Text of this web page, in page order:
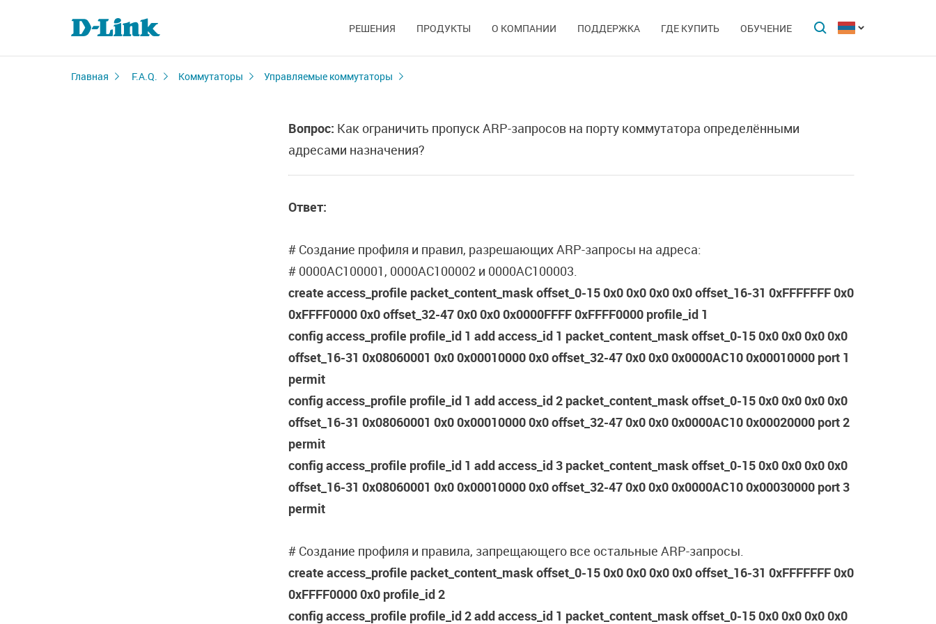
РЕШЕНИЯ ПРОДУКТЫ О КОМПАНИИ ПОДДЕРЖКА ГДЕ КУПИТЬ ОБУЧЕНИЕ
Главная F.A.Q. Коммутаторы Управляемые коммутаторы
Вопрос: Как ограничить пропуск ARP-запросов на порту коммутатора определёнными
адресами назначения?
Ответ:
# Создание профиля и правил, разрешающих ARP-запросы на адреса:
# 0000AC100001, 0000AC100002 и 0000AC100003.
create access_profile packet_content_mask offset_0-15 0x0 0x0 0x0 0x0 offset_16-31 0xFFFFFFF 0x0
0xFFFF0000 0x0 offset_32-47 0x0 0x0 0x0000FFFF 0xFFFF0000 profile_id 1
config access_profile profile_id 1 add access_id 1 packet_content_mask offset_0-15 0x0 0x0 0x0 0x0
offset_16-31 0x08060001 0x0 0x00010000 0x0 offset_32-47 0x0 0x0 0x0000AC10 0x00010000 port 1
permit
config access_profile profile_id 1 add access_id 2 packet_content_mask offset_0-15 0x0 0x0 0x0 0x0
offset_16-31 0x08060001 0x0 0x00010000 0x0 offset_32-47 0x0 0x0 0x0000AC10 0x00020000 port 2
permit
config access_profile profile_id 1 add access_id 3 packet_content_mask offset_0-15 0x0 0x0 0x0 0x0
offset_16-31 0x08060001 0x0 0x00010000 0x0 offset_32-47 0x0 0x0 0x0000AC10 0x00030000 port 3
permit
# Создание профиля и правила, запрещающего все остальные ARP-запросы.
create access_profile packet_content_mask offset_0-15 0x0 0x0 0x0 0x0 offset_16-31 0xFFFFFFF 0x0
0xFFFF0000 0x0 profile_id 2
config access_profile profile_id 2 add access_id 1 packet_content_mask offset_0-15 0x0 0x0 0x0 0x0